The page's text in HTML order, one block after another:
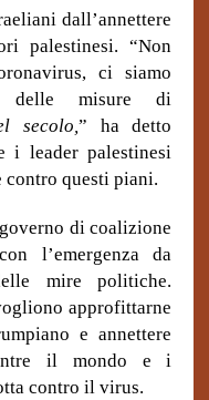
dall’annettere
palestinesi. “Non
ci siamo
delle misure di
secolo,” ha detto
i leader palestinesi
contro questi piani.
di coalizione
l’emergenza da
mire politiche.
approfittarne
e annettere
il mondo e i
contro il virus.